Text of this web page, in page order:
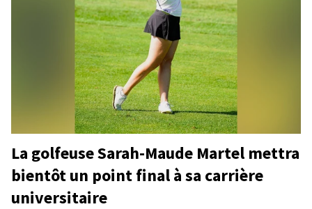
La golfeuse Sarah-Maude Martel mettra
bientôt un point final à sa carrière
universitaire